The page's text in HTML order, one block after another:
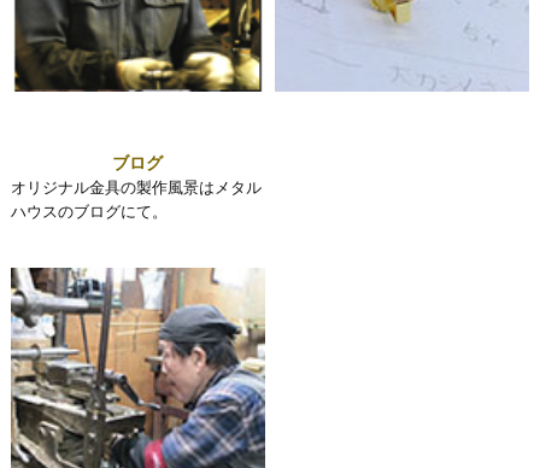
ブログ
オリジナル金具の製作風景はメタル
ハウスのブログにて。